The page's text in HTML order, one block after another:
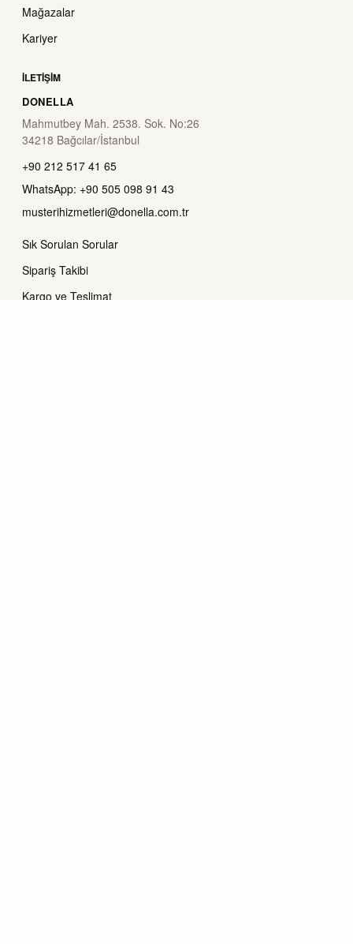
Mağazalar
Kariyer
İLETIŞIM
DONELLA
Mahmutbey Mah. 2538. Sok. No:26
34218 Bağcılar/İstanbul
+90 212 517 41 65
WhatsApp: +90 505 098 91 43
musterihizmetleri@donella.com.tr
Sık Sorulan Sorular
Sipariş Takibi
Kargo ve Teslimat